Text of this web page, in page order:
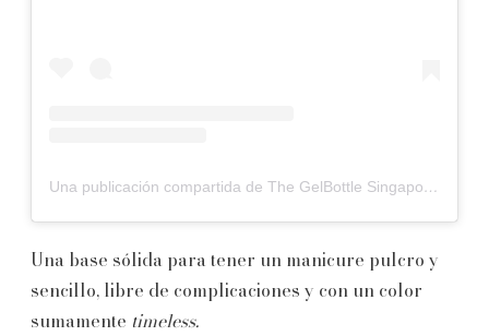
Una publicación compartida de The GelBottle Singapore™️ (@thegelbottlesingapore)
Una base sólida para tener un manicure pulcro y
sencillo, libre de complicaciones y con un color
sumamente timeless.